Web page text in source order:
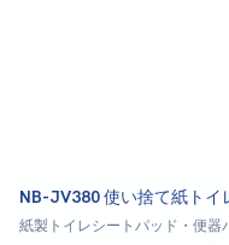
NB-JV380 使い捨て紙トイ
紙製トイレシートパッド・便器